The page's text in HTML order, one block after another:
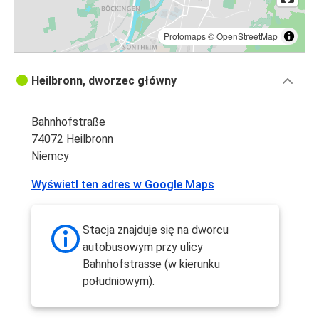
Protomaps©OpenStreetMap
Heilbronn, dworzec główny
Bahnhofstraße
74072 Heilbronn
Niemcy
Wyświetl ten adres w Google Maps
Stacja znajduje się na dworcu
autobusowym przy ulicy
Bahnhofstrasse (w kierunku
południowym).